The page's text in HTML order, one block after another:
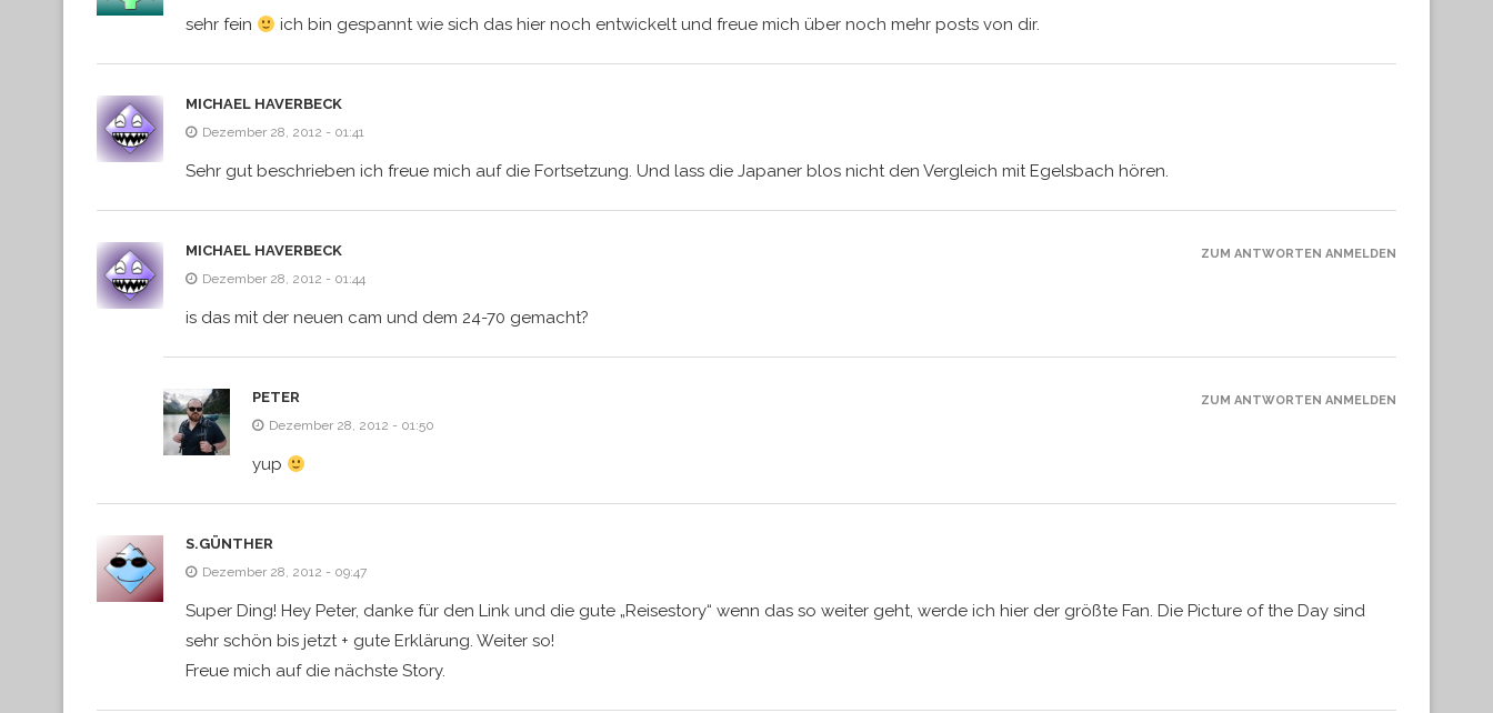
sehr fein ich bin gespannt wie sich das hier noch entwickelt und freue mich über noch mehr posts von dir.
MICHAEL HAVERBECK
Dezember 28, 2012 - 01:41
Sehr gut beschrieben ich freue mich auf die Fortsetzung. Und lass die Japaner blos nicht den Vergleich mit Egelsbach hören.
MICHAEL HAVERBECK
Dezember 28, 2012 - 01:44
is das mit der neuen cam und dem 24-70 gemacht?
ZUM ANTWORTEN ANMELDEN
PETER
Dezember 28, 2012 - 01:50
yup
ZUM ANTWORTEN ANMELDEN
S.GÜNTHER
Dezember 28, 2012 - 09:47
Super Ding! Hey Peter, danke für den Link und die gute „Reisestory“ wenn das so weiter geht, werde ich hier der größte Fan. Die Picture of the Day sind
sehr schön bis jetzt + gute Erklärung. Weiter so!
Freue mich auf die nächste Story.